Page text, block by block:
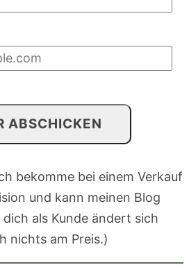
bekomme bei einem Verkauf
und kann meinen Blog
als Kunde ändert sich
nichts am Preis.)